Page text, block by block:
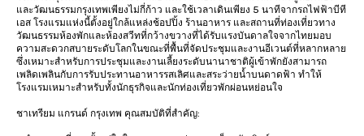
และวัฒนธรรมกรุงเทพเพียงไม่กี่ก้าว และใช้เวลาเดินเพียง 5 นาทีจากรถไฟฟ้าบีที
เอส โรงแรมแห่งนี้ตั้งอยู่ใกล้แหล่งช้อปปิ้ง ร้านอาหาร และสถานที่ท่องเที่ยวทาง
วัฒนธรรมห้องพักและห้องสวีทที่กว้างขวางที่ได้รับแรงบันดาลใจจากไทยมอบ
ความสะดวกสบายระดับโลกในขณะที่พื้นที่จัดประชุมและงานอีเวนต์ที่หลากหลาย
ซึ่งเหมาะสำหรับการประชุมและงานเลี้ยงระดับนานาชาติผู้เข้าพักยังสามารถ
เพลิดเพลินกับการรับประทานอาหารรสเลิศและสระว่ายน้ำบนดาดฟ้า ทำให้
โรงแรมเหมาะสำหรับทั้งนักธุรกิจและนักท่องเที่ยวพักผ่อนหย่อนใจ
ชาเทรียม แกรนด์ กรุงเทพ คุณสมบัติที่สำคัญ: